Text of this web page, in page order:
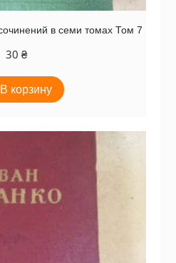
в семи томах Том 7
30 ₴
В корзину